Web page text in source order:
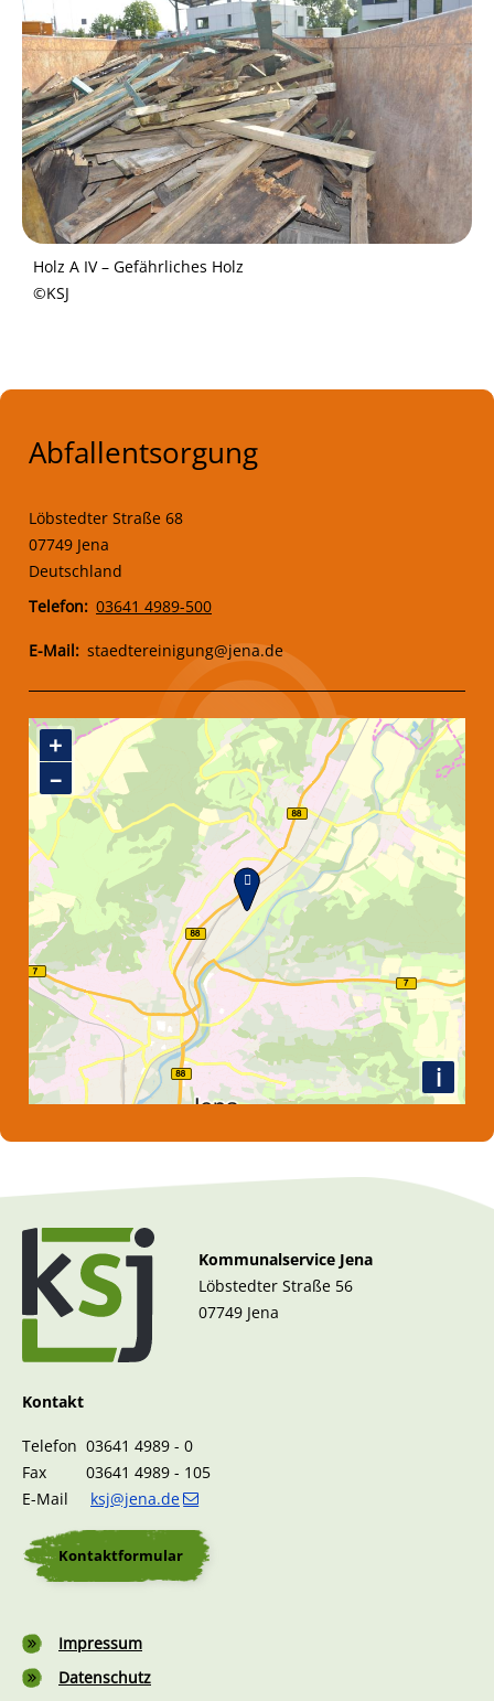
Holz A IV – Gefährliches Holz
©KSJ
Abfallentsorgung
Löbstedter Straße 68
07749 Jena
Deutschland
Telefon
03641 4989-500
E-Mail staedtereinigung@jena.de
Standort
+
–
i
Kommunalservice Jena
Löbstedter Straße 56
07749 Jena
Kontakt
Telefon 03641 4989 - 0
Fax 03641 4989 - 105
E-Mail ksj@jena.de
Kontaktformular
FußzeileImpressum
Datenschutz